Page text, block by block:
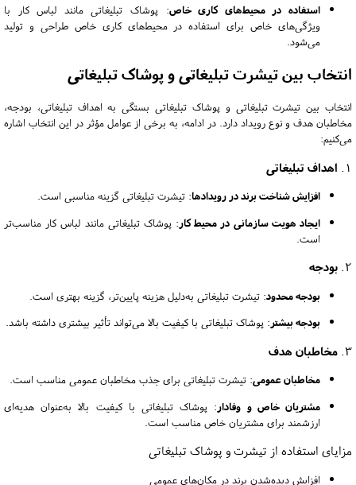
استفاده در محیط‌های کاری خاص: پوشاک تبلیغاتی مانند لباس کار با
ویژگی‌های خاص برای استفاده در محیط‌های کاری خاص طراحی و تولید
می‌شود.
انتخاب بین تیشرت تبلیغاتی و پوشاک تبلیغاتی
انتخاب بین تیشرت تبلیغاتی و پوشاک تبلیغاتی بستگی به اهداف تبلیغاتی، بودجه،
مخاطبان هدف و نوع رویداد دارد. در ادامه، به برخی از عوامل مؤثر در این انتخاب اشاره
می‌کنیم:
1. اهداف تبلیغاتی
افزایش شناخت برند در رویدادها: تیشرت تبلیغاتی گزینه مناسبی است.
ایجاد هویت سازمانی در محیط کار : پوشاک تبلیغاتی مانند لباس کار مناسب‌تر
است.
2. بودجه
بودجه محدود: تیشرت تبلیغاتی به‌دلیل هزینه پایین‌تر، گزینه بهتری است.
بودجه بیشتر: پوشاک تبلیغاتی با کیفیت بالا می‌تواند تأثیر بیشتری داشته باشد.
3. مخاطبان هدف
مخاطبان عمومی: تیشرت تبلیغاتی برای جذب مخاطبان عمومی مناسب است.
مشتریان خاص و وفادار : پوشاک تبلیغاتی با کیفیت بالا به‌عنوان هدیه‌ای
ارزشمند برای مشتریان خاص مناسب است.
مزایای استفاده از تیشرت و پوشاک تبلیغاتی
افزایش دیده‌شدن برند در مکان‌های عمومی